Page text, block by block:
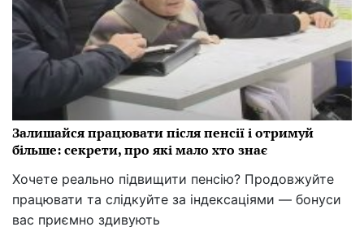
Залишайся працювати після пенсії і отримуй
більше: секрети, про які мало хто знає
Хочете реально підвищити пенсію? Продовжуйте
працювати та слідкуйте за індексаціями — бонуси
вас приємно здивують